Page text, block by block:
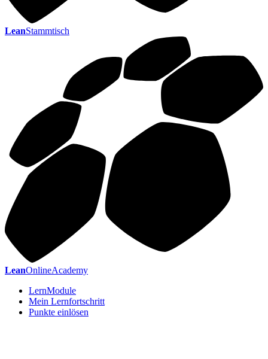
LeanStammtisch
LeanOnlineAcademy
LernModule
Mein Lernfortschritt
Punkte einlösen